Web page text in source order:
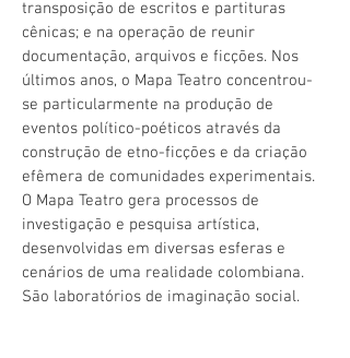
transposição de escritos e partituras
cênicas; e na operação de reunir
documentação, arquivos e ficções. Nos
últimos anos, o Mapa Teatro concentrou-
se particularmente na produção de
eventos político-poéticos através da
construção de etno-ficções e da criação
efêmera de comunidades experimentais.
O Mapa Teatro gera processos de
investigação e pesquisa artística,
desenvolvidas em diversas esferas e
cenários de uma realidade colombiana.
São laboratórios de imaginação social.